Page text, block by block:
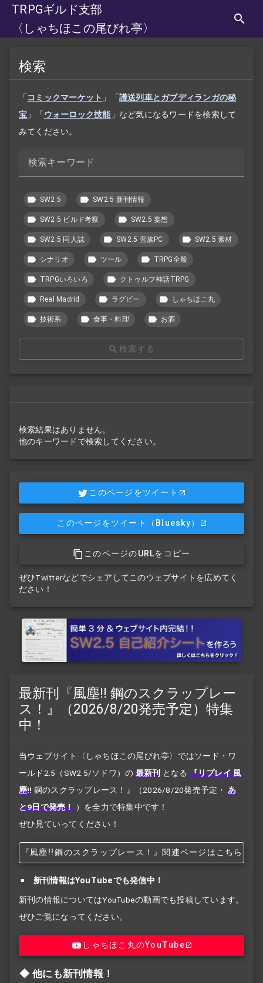
TRPGギルド支部
〈しゃちほこの尾びれ亭〉
検索
「 コミックマーケット 」「 護送列車とガブディランガの秘
宝 」「 ウォーロック技能」など気になるワードを検索して
みてください。
検索キーワード
SW2.5 SW2.5 新刊情報
SW2.5 ビルド考察 SW2.5 妄想
SW2.5 同人誌 SW2.5 蛮族PC SW2.5 素材
シナリオ ツール TRPG全般
TRPGいろいろ クトゥルフ神話TRPG
Real Madrid ラグビー しゃちほこ丸
技術系 食事・料理 お酒
検索する
検索結果はありません。
他のキーワードで検索してください。
このページをツイート
このページをツイート （Bluesky）
このページのURLをコピー
ぜひTwitterなどでシェアしてこのウェブサイトを広めてく
ださい！
最新刊『風塵!! 鋼のスクラップレー
ス！』（2026/8/20発売予定）特集
中！
当ウェブサイト〈しゃちほこの尾びれ亭〉ではソード・ワ
ールド2.5（SW2.5/ソドワ）の 最新刊 となる 『リプレイ 風
塵!! 鋼のスクラップレース！』 （2026/8/20発売予定・ あ
と9日で発売！ ）を全力で特集中です！
ぜひ見ていってください！
『風塵!! 鋼のスクラップレース！』関連ページはこちら
新刊情報はYouTubeでも発信中！
新刊の情報についてはYouTubeの動画でも投稿しています。
ぜひご覧になってください。
しゃちほこ丸のYouTube
他にも新刊情報！